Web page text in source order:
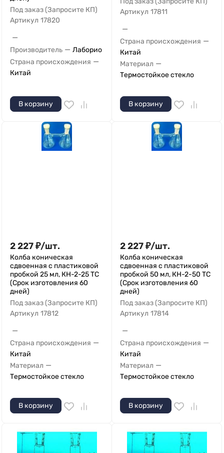
Под заказ (Запросите КП)
Артикул 17820
—
Производитель — Лаборио
Страна происхождения —
Китай
В корзину
Артикул 17811
—
Страна происхождения —
Китай
Материал —
Термостойкое стекло
В корзину
2 227₽/шт.
Колба коническая
сдвоенная с пластиковой
пробкой 25 мл, КН-2-25 ТС
(Срок изготовления 60
дней)
Под заказ (Запросите КП)
Артикул 17812
—
Страна происхождения —
Китай
Материал —
Термостойкое стекло
В корзину
2 227₽/шт.
Колба коническая
сдвоенная с пластиковой
пробкой 50 мл, КН-2-50 ТС
(Срок изготовления 60
дней)
Под заказ (Запросите КП)
Артикул 17814
—
Страна происхождения —
Китай
Материал —
Термостойкое стекло
В корзину